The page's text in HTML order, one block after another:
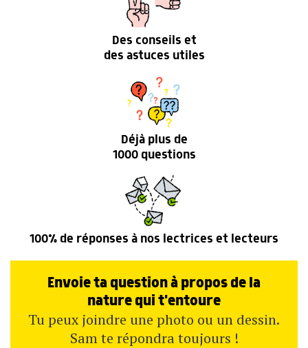
Des conseils et
des astuces utiles
Déjà plus de
1000 questions
100% de réponses à nos lectrices et lecteurs
Envoie ta question à propos de la
nature qui t'entoure
Tu peux joindre une photo ou un dessin.
Sam te répondra toujours !